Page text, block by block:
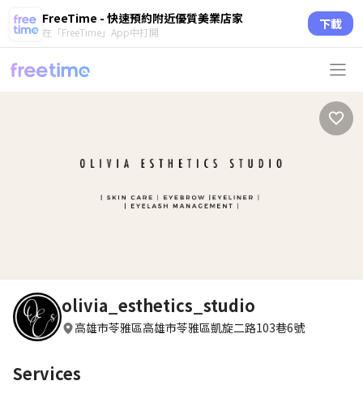
FreeTime - 快速預約附近優質美業店家
在「FreeTime」App中打開 下載
olivia_esthetics_studio
高雄市苓雅區高雄市苓雅區凱旋二路103巷6號
Services